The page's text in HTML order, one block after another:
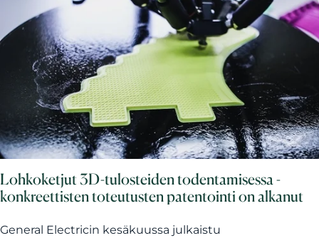
Lohkoketjut 3D-tulosteiden todentamisessa -
konkreettisten toteutusten patentointi on alkanut
General Electricin kesäkuussa julkaistu